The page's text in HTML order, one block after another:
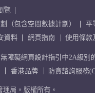
覽
（包含空間數據計劃）
平
資料 網頁指南 使用條款
障礙網頁設計指引中2A級別
香港品牌 防貪諮詢服務
局。版權所有。